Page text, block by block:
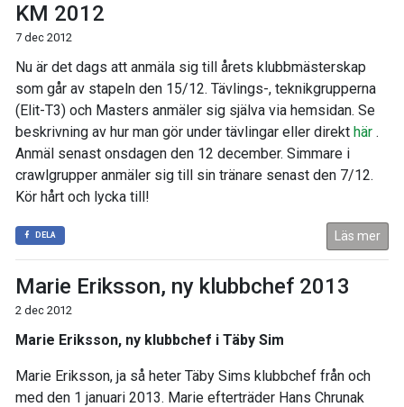
KM 2012
7 dec 2012
Nu är det dags att anmäla sig till årets klubbmästerskap
som går av stapeln den 15/12. Tävlings-, teknikgrupperna
(Elit-T3) och Masters anmäler sig själva via hemsidan. Se
beskrivning av hur man gör under tävlingar eller direkt här .
Anmäl senast onsdagen den 12 december. Simmare i
crawlgrupper anmäler sig till sin tränare senast den 7/12.
Kör hårt och lycka till!
DELA Läs mer
Marie Eriksson, ny klubbchef 2013
2 dec 2012
Marie Eriksson, ny klubbchef i Täby Sim
Marie Eriksson, ja så heter Täby Sims klubbchef från och
med den 1 januari 2013. Marie efterträder Hans Chrunak